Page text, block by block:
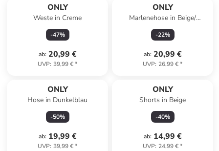
ONLY
Weste in Creme
-47%
ab: 20,99 €
UVP: 39,99 €*
ONLY
Marlenehose in Beige/
Schwarz
-22%
ab: 20,99 €
UVP: 26,99 €*
ONLY
Hose in Dunkelblau
-50%
ab: 19,99 €
UVP: 39,99 €*
ONLY
Shorts in Beige
-40%
ab: 14,99 €
UVP: 24,99 €*